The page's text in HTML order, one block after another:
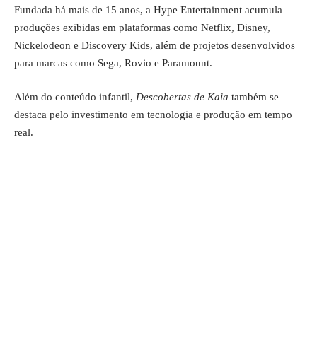
Fundada há mais de 15 anos, a Hype Entertainment acumula
produções exibidas em plataformas como Netflix, Disney,
Nickelodeon e Discovery Kids, além de projetos desenvolvidos
para marcas como Sega, Rovio e Paramount.
Além do conteúdo infantil, Descobertas de Kaia também se
destaca pelo investimento em tecnologia e produção em tempo
real.